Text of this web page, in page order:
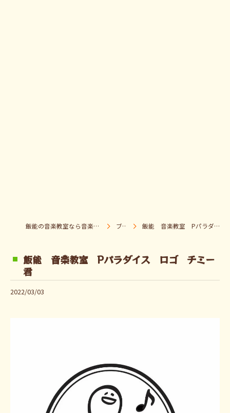
飯能の音楽教室なら音楽童クラブ Pパラダイス ブログ 飯能 音楽教室 Pパラダイス ロゴ チミー君
飯能 音楽教室 Pパラダイス ロゴ チミー
君
2022/03/03